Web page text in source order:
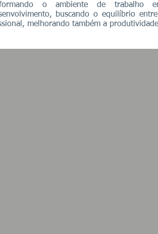
o ambiente de trabalho
buscando o equilíbrio
melhorando também a